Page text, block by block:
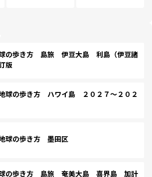
の歩き方 島旅 伊豆大島 利島（伊豆諸
版
球の歩き方 ハワイ島 ２０２７～２０２
球の歩き方 墨田区
の歩き方 島旅 奄美大島 喜界島 加計